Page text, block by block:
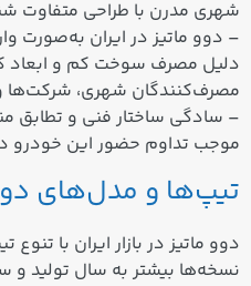
شهری مدرن با طراحی متفاوت
– دوو ماتیز در ایران به‌صورت
دلیل مصرف سوخت کم و ابعاد
مصرف‌کنندگان شهری، شرکت‌ها
– سادگی ساختار فنی و تطابق
موجب تداوم حضور این خودرو
تیپ‌ها و مدل‌های
دوو ماتیز در بازار ایران با
نسخه‌ها بیشتر به سال تولید